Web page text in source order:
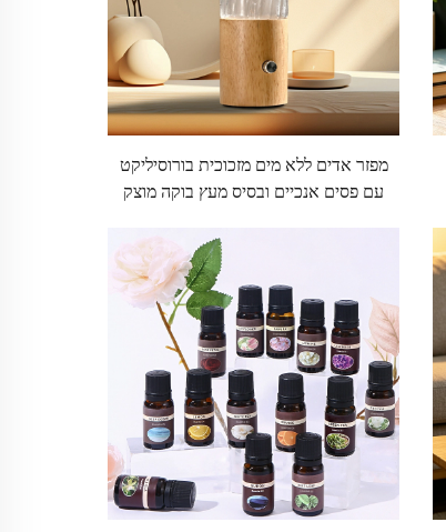
מפזר אדים ללא מים מזכוכית בורוסיליקט
עם פסים אנכיים ובסיס מעץ בוקה מוצק